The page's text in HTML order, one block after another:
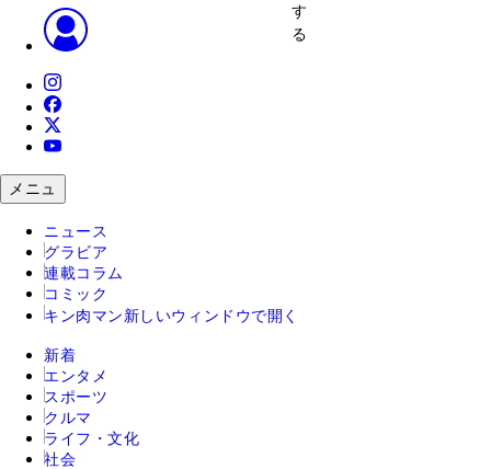
す
る
メニュ
ニュース
グラビア
連載コラム
コミック
キン肉マン 新しいウィンドウで開く
新着
エンタメ
スポーツ
クルマ
ライフ・文化
社会